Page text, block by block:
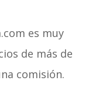
es muy
de más de
comisión.